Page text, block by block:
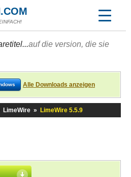
auf die version, die sie
Alle Downloads anzeigen
LimeWire » LimeWire 5.5.9